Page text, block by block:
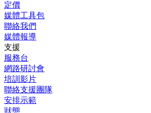
定價
媒體工具包
聯絡我們
媒體報導
支援
服務台
網路研討會
培訓影片
聯絡支援團隊
安排示範
狀態